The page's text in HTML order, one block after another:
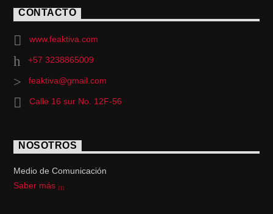
CONTACTO
www.feaktiva.com
+57 3238865009
feaktiva@gmail.com
Calle 16 sur No. 12F-56
NOSOTROS
Medio de Comunicación
Saber más